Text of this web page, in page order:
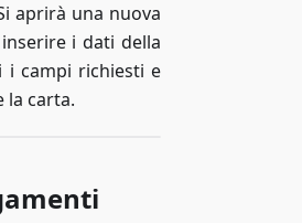
aprirà una nuova
i dati della
i campi richiesti e
la carta.